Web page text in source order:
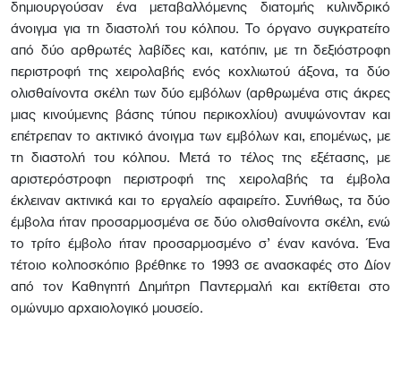
δημιουργούσαν ένα μεταβαλλόμενης διατομής κυλινδρικό
άνοιγμα για τη διαστολή του κόλπου. Το όργανο συγκρατείτο
από δύο αρθρωτές λαβίδες και, κατόπιν, με τη δεξιόστροφη
περιστροφή της χειρολαβής ενός κοχλιωτού άξονα, τα δύο
ολισθαίνοντα σκέλη των δύο εμβόλων (αρθρωμένα στις άκρες
μιας κινούμενης βάσης τύπου περικοχλίου) ανυψώνονταν και
επέτρεπαν το ακτινικό άνοιγμα των εμβόλων και, επομένως, με
τη διαστολή του κόλπου. Μετά το τέλος της εξέτασης, με
αριστερόστροφη περιστροφή της χειρολαβής τα έμβολα
έκλειναν ακτινικά και το εργαλείο αφαιρείτο. Συνήθως, τα δύο
έμβολα ήταν προσαρμοσμένα σε δύο ολισθαίνοντα σκέλη, ενώ
το τρίτο έμβολο ήταν προσαρμοσμένο σ’ έναν κανόνα. Ένα
τέτοιο κολποσκόπιο βρέθηκε το 1993 σε ανασκαφές στο Δίον
από τον Καθηγητή Δημήτρη Παντερμαλή και εκτίθεται στο
ομώνυμο αρχαιολογικό μουσείο.